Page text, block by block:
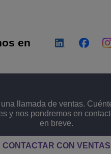
en
llamada de ventas.
y nos pondremos en
en breve.
CONTACTAR CON VENTAS